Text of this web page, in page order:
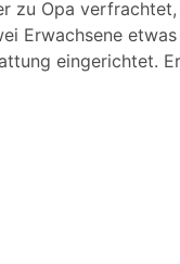
zu Opa
Erwachsene
eingerichtet.